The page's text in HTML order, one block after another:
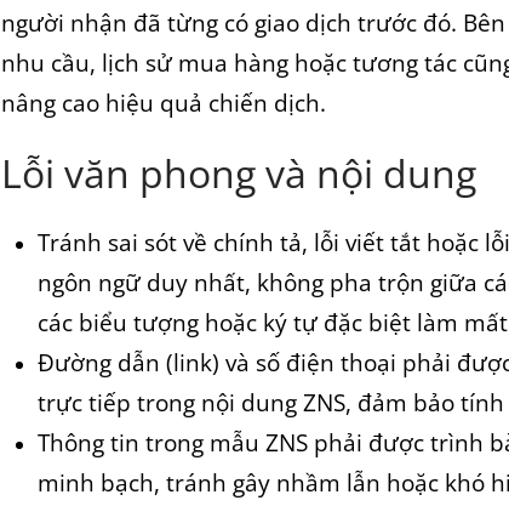
người nhận đã từng có giao dịch trước đó.
nhu cầu, lịch sử mua hàng hoặc tương tác
nâng cao hiệu quả chiến dịch.
Lỗi văn phong và nội dung
Tránh sai sót về chính tả, lỗi viết tắt hoặc
ngôn ngữ duy nhất, không pha trộn giữa
các biểu tượng hoặc ký tự đặc biệt làm
Đường dẫn (link) và số điện thoại phải
trực tiếp trong nội dung ZNS, đảm bảo
Thông tin trong mẫu ZNS phải được trình
minh bạch, tránh gây nhầm lẫn hoặc khó